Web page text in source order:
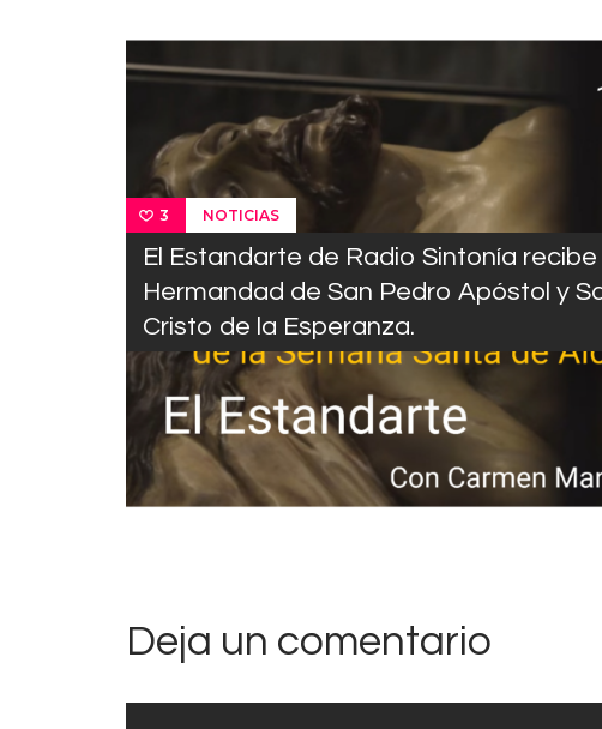
3 NOTICIAS
El Estandarte de Radio Sintonía
Hermandad de San Pedro Apóstol y
Cristo de la Esperanza.
Deja un comentario